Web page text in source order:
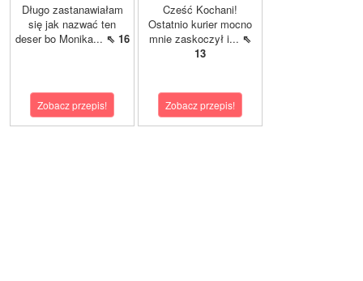
Długo zastanawiałam
się jak nazwać ten
deser bo Monika... ⇖ 16
Zobacz przepis!
Cześć Kochani!
Ostatnio kurier mocno
mnie zaskoczył i... ⇖
13
Zobacz przepis!